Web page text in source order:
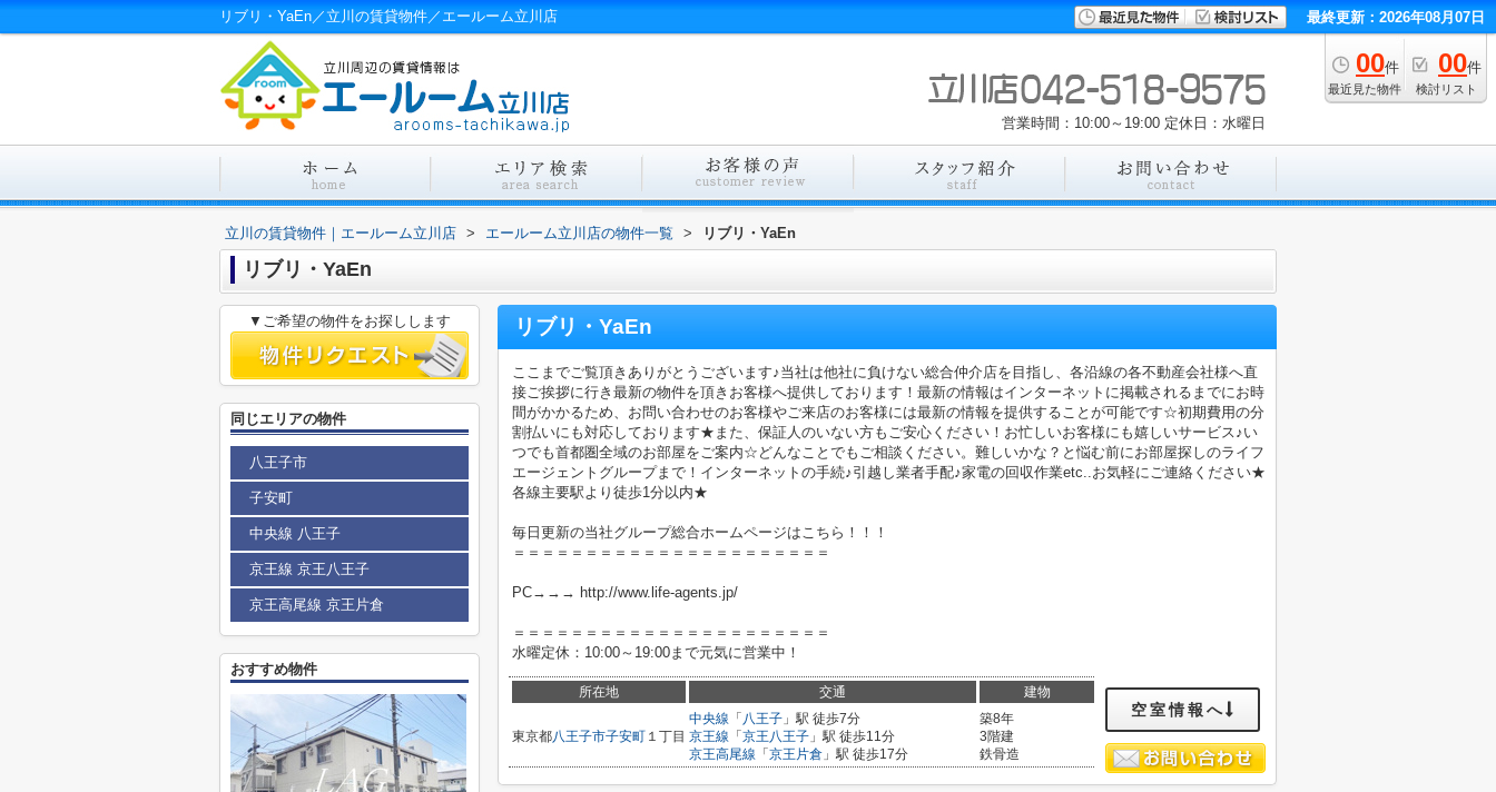
リブリ・YaEn／立川の賃貸物件／エールーム立川店 最終更新：2026年08月07日
00件
最近見た物件
00件
検討リスト
営業時間：10:00～19:00 定休日：水曜日
立川の賃貸物件｜エールーム立川店 > エールーム立川店の物件一覧 > リブリ・YaEn
リブリ・YaEn
リブリ・YaEn
ここまでご覧頂きありがとうございます♪当社は他社に負けない総合仲介店を目指し、各沿線の各不動産会社様へ直
接ご挨拶に行き最新の物件を頂きお客様へ提供しております！最新の情報はインターネットに掲載されるまでにお時
間がかかるため、お問い合わせのお客様やご来店のお客様には最新の情報を提供することが可能です☆初期費用の分
割払いにも対応しております★また、保証人のいない方もご安心ください！お忙しいお客様にも嬉しいサービス♪い
つでも首都圏全域のお部屋をご案内☆どんなことでもご相談ください。難しいかな？と悩む前にお部屋探しのライフ
エージェントグループまで！インターネットの手続♪引越し業者手配♪家電の回収作業etc..お気軽にご連絡ください★
各線主要駅より徒歩1分以内★
毎日更新の当社グループ総合ホームページはこちら！！！
＝＝＝＝＝＝＝＝＝＝＝＝＝＝＝＝＝＝＝＝＝＝
PC→→→ http://www.life-agents.jp/
＝＝＝＝＝＝＝＝＝＝＝＝＝＝＝＝＝＝＝＝＝＝
水曜定休：10:00～19:00まで元気に営業中！
所在地 交通 建物
東京都八王子市子安町 １丁目
中央線 「 八王子 」駅 徒歩7分
京王線 「 京王八王子 」駅 徒歩11分
京王高尾線 「 京王片倉 」駅 徒歩17分
築8年
3階建
鉄骨造
空室情報へ
▼ご希望の物件をお探しします
同じエリアの物件
八王子市
子安町
中央線 八王子
京王線 京王八王子
京王高尾線 京王片倉
おすすめ物件